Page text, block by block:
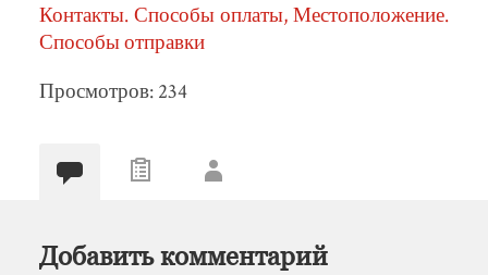
Контакты. Способы оплаты, Местоположение.
Способы отправки
Просмотров: 234
Добавить комментарий